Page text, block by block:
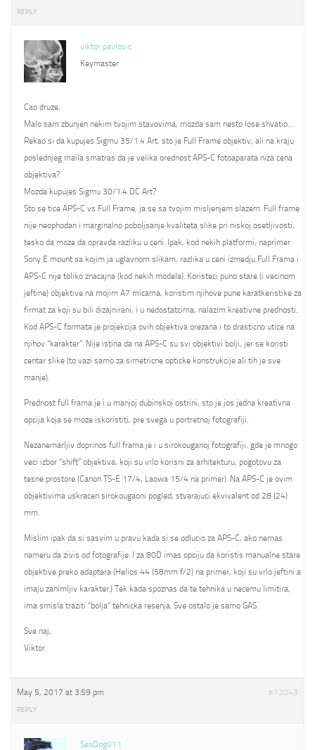
REPLY
viktor pavlovic
Keymaster
Cao druze,
Malo sam zbunjen nekim tvojim stavovima, mozda sam nesto lose shvatio…
Rekao si da kupujes Sigmu 35/1.4 Art, sto je Full Frame objektiv, ali na kraju
poslednjeg maila smatras da je velika orednost APS-C fotoaparata niza cena
objektiva?
Mozda kupujes Sigmu 30/1.4 DC Art?
Sto se tice APS-C vs Full Frame, ja se sa tvojim misljenjem slazem. Full frame
nije neophodan i marginalno poboljsanje kvaliteta slike pri niskoj osetljivosti,
tesko da moze da opravda razliku u ceni. Ipak, kod nekih platformi, naprimer
Sony E mount sa kojim ja uglavnom slikam, razlika u ceni izmedju Full Frama i
APS-C nije toliko znacajna (kod nekih modela). Koristeci puno stare (i vecinom
jeftine) objektive na mojim A7 micama, koristim njihove pune karatkeristike za
firmat za koji su bili dizajnirani, i u nedostatcima, nalazim kreativne prednosti.
Kod APS-C formata je projekcija ovih objektiva orezana i to drasticno utice na
njihov “karakter”. Nije istina da na APS-C su svi objektivi bolji, jer se koristi
centar slike (to vazi samo za simetricne opticke konstrukcije ali tih je sve
manje).
Prednost full frama je i u manjoj dubinskoj ostrini, sto je jos jedna kreativna
opcija koja se moze iskoristiti, pre svega u portretnoj fotografiji.
Nezanemarljiv doprinos full frama je i u sirokouganoj fotografiji, gde je mnogo
veci izbor “shift” objektiva, koji su vrlo korisni za arhitekturu, pogotovu za
tesne prostore (Canon TS-E 17/4, Laowa 15/4 na primer). Na APS-C je ovim
objektivima uskracen sirokougaoni pogled, stvarajuci ekvivalent od 28 (24)
mm.
Mislim ipak da si sasvim u pravu kada si se odlucio za APS-C, ako nemas
nameru da zivis od fotografije. I za 80D imas opciju da koristis manualne stare
objektive preko adaptera (Helios 44 (58mm f/2) na primer, koji su vrlo jeftini a
imaju zanimljiv karakter.) Tek kada spoznas da te tehnika u necemu limitira,
ima smisla traziti “bolja” tehnicka resenja. Sve ostalo je samo GAS.
Sve naj,
Viktor
May 5, 2017 at 3:59 pm #12043
REPLY
SeaDog011